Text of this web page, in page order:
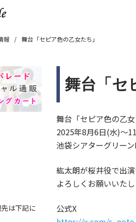
報 舞台「セピア色の乙女たち」
舞台「セ
舞台「セピア色の乙女
2025年8月6日(水)〜
池袋シアターグリー
紘太朗が桜井役で出
よろしくお願いいた
公式X
は下記に